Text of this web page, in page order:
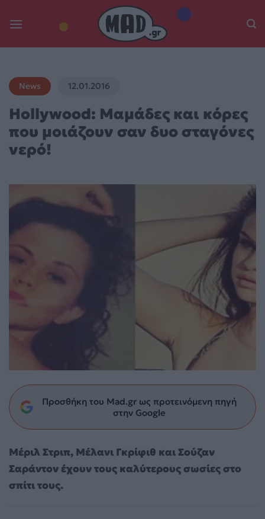
News 12.01.2016
Hollywood: Μαμάδες και κόρες
που μοιάζουν σαν δυο σταγόνες
νερό!
Προσθήκη του Mad.gr ως προτεινόμενη πηγή
στην Google
Μέριλ Στριπ, Μέλανι Γκρίφιθ και Σούζαν
Σαράντον έχουν τους καλύτερους σωσίες στο
σπίτι τους.